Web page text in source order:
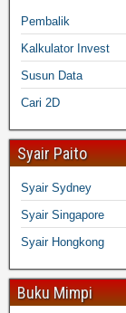
Pembalik
Kalkulator Invest
Susun Data
Cari 2D
Syair Paito
Syair Sydney
Syair Singapore
Syair Hongkong
Buku Mimpi